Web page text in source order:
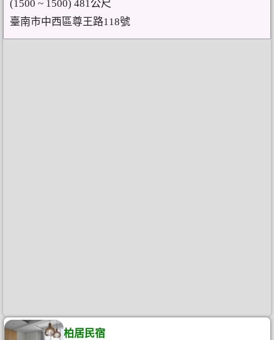
(1500 ~ 1500) 481公尺
臺南市中西區尊王路118號
柏居民宿